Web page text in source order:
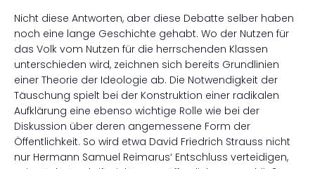
Nicht diese Antworten, aber diese Debatte selber haben
noch eine lange Geschichte gehabt. Wo der Nutzen für
das Volk vom Nutzen für die herrschenden Klassen
unterschieden wird, zeichnen sich bereits Grundlinien
einer Theorie der Ideologie ab. Die Notwendigkeit der
Täuschung spielt bei der Konstruktion einer radikalen
Aufklärung eine ebenso wichtige Rolle wie bei der
Diskussion über deren angemessene Form der
Öffentlichkeit. So wird etwa David Friedrich Strauss nicht
nur Hermann Samuel Reimarus‘ Entschluss verteidigen,